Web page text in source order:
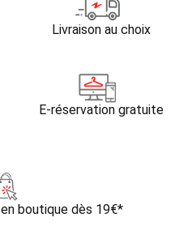
Livraison au choix
E-réservation gratuite
en boutique dès 19€*